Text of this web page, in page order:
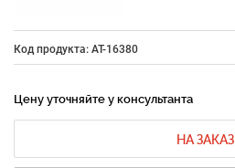
Код продукта: AT-16380
Цену уточняйте у консультанта
НА ЗАКАЗ